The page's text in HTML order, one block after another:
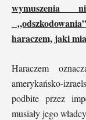
wymuszenia
haraczem, jaki
Haraczem
amerykańsko-
podbite przez
musiały jego